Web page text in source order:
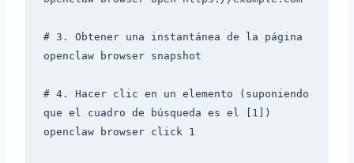
# 3. Obtener una instantánea de la página
openclaw browser snapshot
# 4. Hacer clic en un elemento (suponiendo
que el cuadro de búsqueda es el [1])
openclaw browser click 1